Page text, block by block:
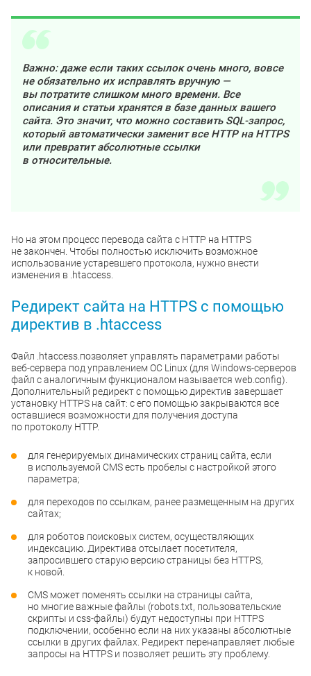
Важно: даже если таких ссылок очень много, вовсе
не обязательно их исправлять вручную —
вы потратите слишком много времени. Все
описания и статьи хранятся в базе данных вашего
сайта. Это значит, что можно составить SQL-запрос,
который автоматически заменит все HTTP на HTTPS
или превратит абсолютные ссылки
в относительные.
Но на этом процесс перевода сайта с HTTP на HTTPS
не закончен. Чтобы полностью исключить возможное
использование устаревшего протокола, нужно внести
изменения в .htaccess.
Редирект сайта на HTTPS с помощью
директив в .htaccess
Файл .htaccess.позволяет управлять параметрами работы
веб-сервера под управлением ОС Linux (для Windows-серверов
файл с аналогичным функционалом называется web.config).
Дополнительный редирект с помощью директив завершает
установку HTTPS на сайт: с его помощью закрываются все
оставшиеся возможности для получения доступа
по протоколу HTTP.
для генерируемых динамических страниц сайта, если
в используемой CMS есть пробелы с настройкой этого
параметра;
для переходов по ссылкам, ранее размещенным на других
сайтах;
для роботов поисковых систем, осуществляющих
индексацию. Директива отсылает посетителя,
запросившего старую версию страницы без HTTPS,
к новой.
CMS может поменять ссылки на страницы сайта,
но многие важные файлы (robots.txt, пользовательские
скрипты и css-файлы) будут недоступны при HTTPS
подключении, особенно если на них указаны абсолютные
ссылки в других файлах. Редирект перенаправляет любые
запросы на HTTPS и позволяет решить эту проблему.